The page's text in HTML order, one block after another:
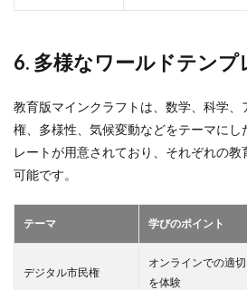
6. 多様なワールドテンプ
教育版マインクラフトは、数学、科学、
権、多様性、気候変動などをテーマに
レートが用意されており、それぞれの
可能です。
テーマ 学びのポイント
デジタル市民権
オンラインでの適
を体験